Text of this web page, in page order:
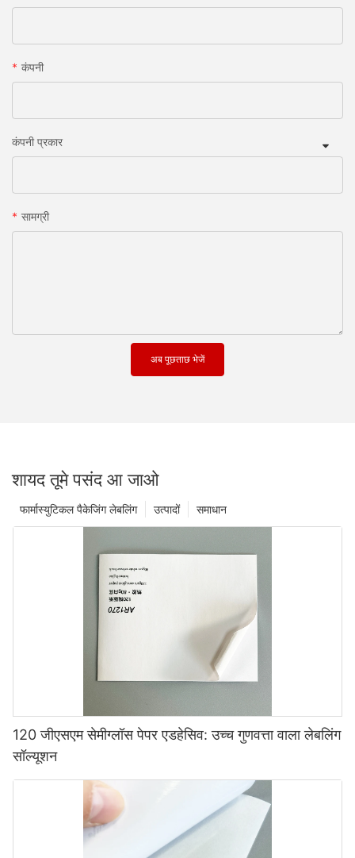
कंपनी
कंपनी प्रकार
सामग्री
अब पूछताछ भेजें
शायद तूमे पसंद आ जाओ
समाधान
उत्पादों
फार्मास्युटिकल पैकेजिंग लेबलिंग
120 जीएसएम सेमीग्लॉस पेपर एडहेसिव: उच्च गुणवत्ता वाला लेबलिंग
सॉल्यूशन